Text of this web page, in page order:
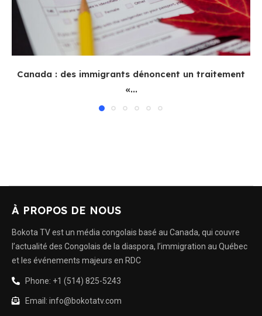
Canada : des immigrants dénoncent un traitement
«...
À PROPOS DE NOUS
Bokota TV est un média congolais basé au Canada, qui couvre
l’actualité des Congolais de la diaspora, l’immigration au Québec
et les événements majeurs en RDC
Phone: +1 (514) 825-5243
Email: info@bokotatv.com